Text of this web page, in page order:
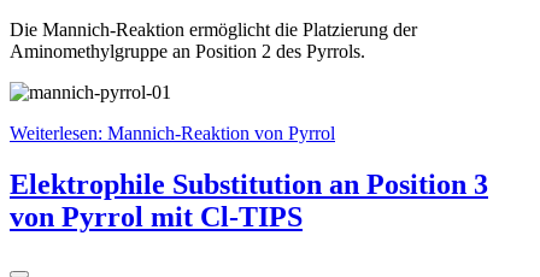
Die Mannich-Reaktion ermöglicht die Platzierung der
Aminomethylgruppe an Position 2 des Pyrrols.
Weiterlesen: Mannich-Reaktion von Pyrrol
Elektrophile Substitution an Position 3
von Pyrrol mit Cl-TIPS